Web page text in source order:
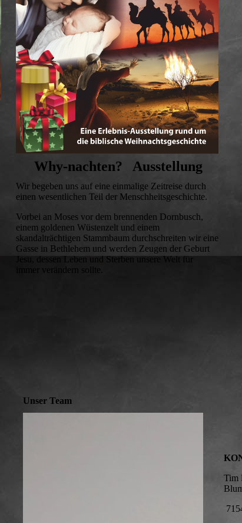
Why-nachten? Ausstellung
Wir begeben uns auf eine einmalige Zeitreise durch
einen wesentlichen Teil der Menschheitsgeschichte.
Vorbei an Moses vor dem brennenden Dornbusch,
einem goldenen Wüstenzelt und einem
skandalträchtigen Stammbaum durchschreiten wir eine
Gasse in Bethlehem und werden Zeugen der Geburt
Jesu, dessen Leben und Sterben unsere Welt für
immer verändern sollte.
Unser Team